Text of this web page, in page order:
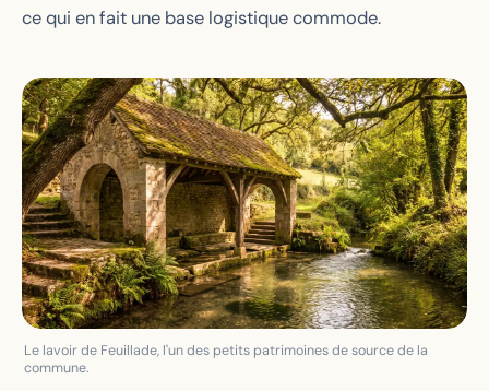
ce qui en fait une base logistique commode.
Le lavoir de Feuillade, l'un des petits patrimoines de source de la
commune.